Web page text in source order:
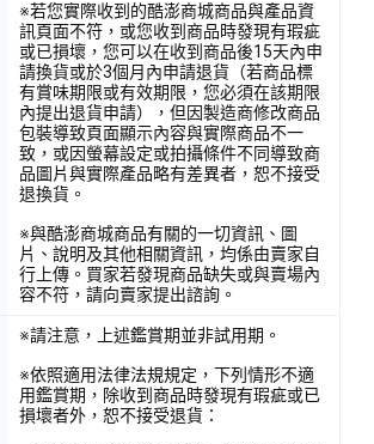
※若您實際收到的酷澎商城商品與產品資
訊頁面不符，或您收到商品時發現有瑕疵
或已損壞，您可以在收到商品後15天內申
請換貨或於3個月內申請退貨（若商品標
有賞味期限或有效期限，您必須在該期限
內提出退貨申請），但因製造商修改商品
包裝導致頁面顯示內容與實際商品不一
致，或因螢幕設定或拍攝條件不同導致商
品圖片與實際產品略有差異者，恕不接受
退換貨。
※與酷澎商城商品有關的一切資訊、圖
片、說明及其他相關資訊，均係由賣家自
行上傳。買家若發現商品缺失或與賣場內
容不符，請向賣家提出諮詢。
※請注意，上述鑑賞期並非試用期。
※依照適用法律法規規定，下列情形不適
用鑑賞期，除收到商品時發現有瑕疵或已
損壞者外，恕不接受退貨：